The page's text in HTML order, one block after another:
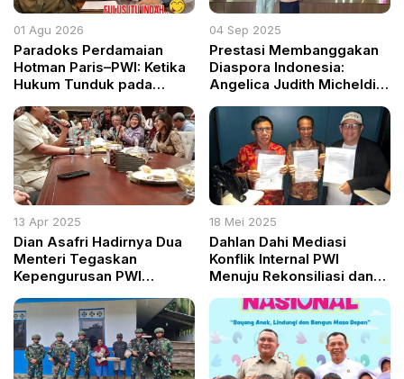
01 Agu 2026
Paradoks Perdamaian
Hotman Paris–PWI: Ketika
Hukum Tunduk pada
Panggung Elit
04 Sep 2025
Prestasi Membanggakan
Diaspora Indonesia:
Angelica Judith Micheldi
Akademik dan
Kepemimpinan di Thailand
13 Apr 2025
Dian Asafri Hadirnya Dua
Menteri Tegaskan
Kepengurusan PWI
Sah
18 Mei 2025
Dahlan Dahi Mediasi
Konflik Internal PWI
Menuju Rekonsiliasi dan
Agustus 2025